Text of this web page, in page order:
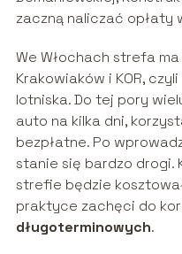
zaczną naliczać opłaty
We Włochach strefa
Krakowiaków i KOR,
lotniska. Do tej pory
auto na kilka dni,
bezpłatne. Po
stanie się bardzo drogi.
strefie będzie
praktyce zachęci do
długoterminowych.